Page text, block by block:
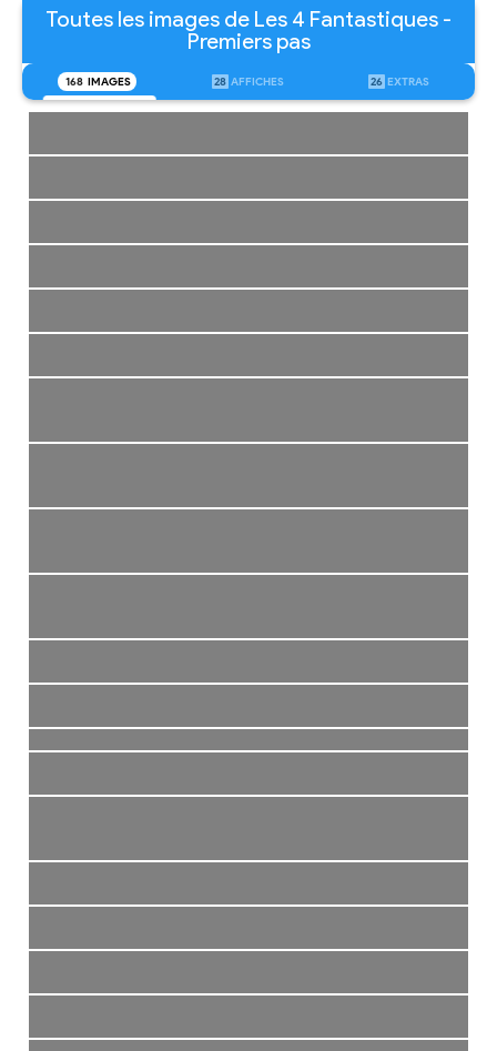
Toutes les images de Les 4 Fantastiques -
Premiers pas
168 IMAGES 28 AFFICHES 26 EXTRAS